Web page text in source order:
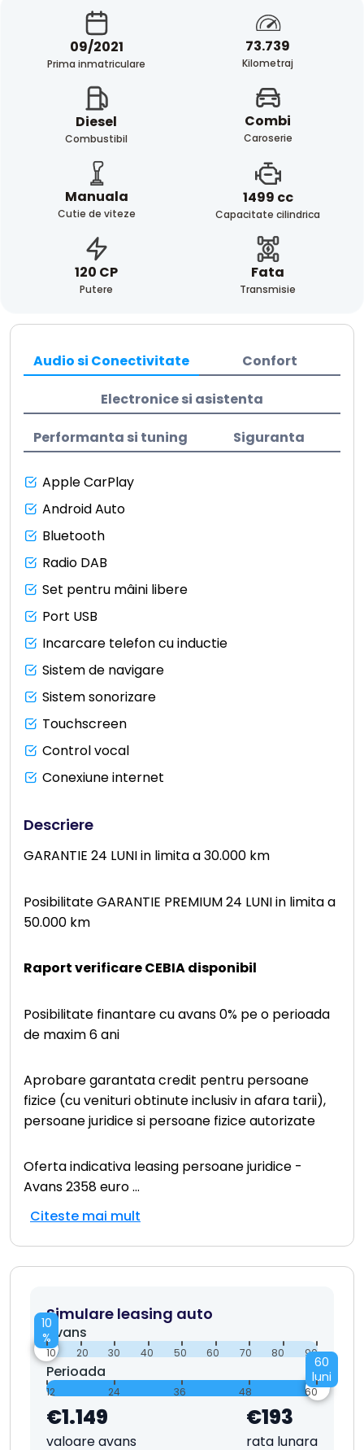
09/2021
Prima inmatriculare
73.739
Kilometraj
Diesel
Combustibil
Combi
Caroserie
Manuala
Cutie de viteze
1499 cc
Capacitate cilindrica
120 CP
Putere
Fata
Transmisie
Audio si Conectivitate Confort
Electronice si asistenta
Performanta si tuning Siguranta
Apple CarPlay
Android Auto
Bluetooth
Radio DAB
Set pentru mâini libere
Port USB
Incarcare telefon cu inductie
Sistem de navigare
Sistem sonorizare
Touchscreen
Control vocal
Conexiune internet
Descriere
GARANTIE 24 LUNI in limita a 30.000 km
Posibilitate GARANTIE PREMIUM 24 LUNI in limita a
50.000 km
Raport verificare CEBIA disponibil
Posibilitate finantare cu avans 0% pe o perioada
de maxim 6 ani
Aprobare garantata credit pentru persoane
fizice (cu venituri obtinute inclusiv in afara tarii),
persoane juridice si persoane fizice autorizate
Oferta indicativa leasing persoane juridice -
Avans 2358 euro...
Citeste mai mult
Simulare leasing auto
Avans
10
%
10 20 30 40 50 60 70 80 90
Perioada
60
luni
12 24 36 48 60
€1.149
valoare avans
€193
rata lunara